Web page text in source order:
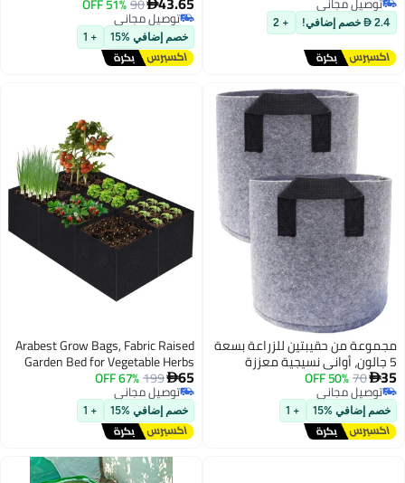
البطاطا الخضروات مع مقابض 40 * 90
51% OFF
توصيل مجاني
توصيل مجاني
خصم إضافي %15
بسعة Arabest Grow Bags, Fabric Raised
Garden Bed for Vegetable Herbs
Gardening, 57 Gallon Fabric
Planting Bags Pots Indoor Outdoor,
4x2x1ft
65
199
توصيل مجاني
توصيل مجاني
خصم إضافي %15